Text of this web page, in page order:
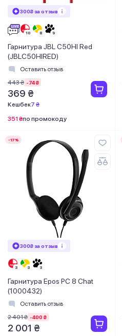
300₴ за отзыв
Гарнитура JBL C50HI Red
(JBLC50HIRED)
Оставить отзыв
443 ₴ -74 ₴
369 ₴
Кешбек7 ₴
351 ₴по промокоду
-17%
300₴ за отзыв
Гарнитура Epos PC 8 Chat
(1000432)
Оставить отзыв
2 401 ₴ -400 ₴
2 001 ₴